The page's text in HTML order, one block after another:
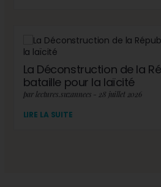
La Déconstruction de la
bataille pour la laïcité
par lectures.suzannees - 28 juillet 2026
LIRE LA SUITE